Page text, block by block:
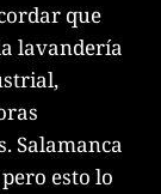
que
lavandería
Salamanca
esto lo